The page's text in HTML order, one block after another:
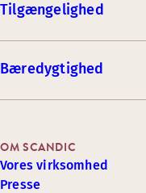
Tilgængelighed
Bæredygtighed
OM SCANDIC
Vores virksomhed
Presse